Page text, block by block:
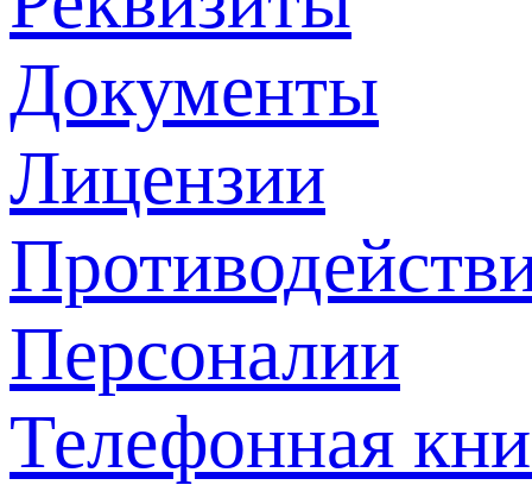
Документы
Лицензии
Персоналии
Телефонная